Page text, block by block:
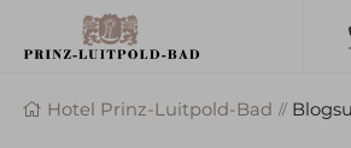
Hotel Prinz-Luitpold-Bad